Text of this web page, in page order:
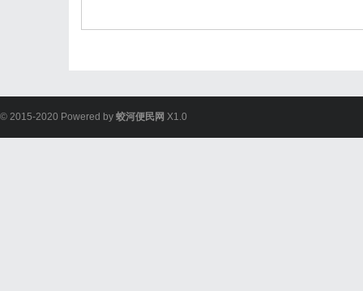
© 2015-2020 Powered by 蛟河便民网 X1.0